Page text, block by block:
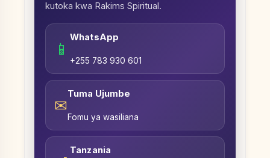
kutoka kwa Rakims Spiritual.
📱
WhatsApp
+255 783 930 601
✉
Tuma Ujumbe
Fomu ya wasiliana
Tanzania